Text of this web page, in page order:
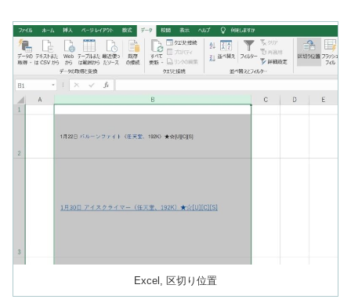
Excel, 区切り位置